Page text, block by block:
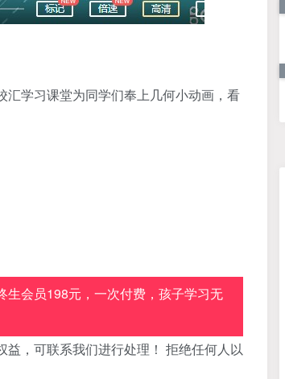
学习课堂为同学们奉上几何小动画，看
会员198元，一次付费，孩子学习无
，可联系我们进行处理！ 拒绝任何人以